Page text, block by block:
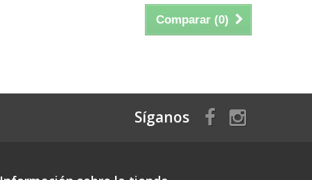
Comparar (0)
Síganos